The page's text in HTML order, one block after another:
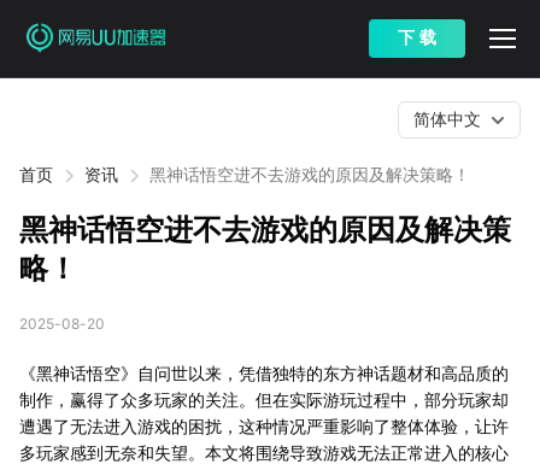
下 载
首页 资讯 黑神话悟空进不去游戏的原因及解决策略！
简体中文
黑神话悟空进不去游戏的原因及解决策
略！
2025-08-20
《黑神话悟空》自问世以来，凭借独特的东方神话题材和高品质的
制作，赢得了众多玩家的关注。但在实际游玩过程中，部分玩家却
遭遇了无法进入游戏的困扰，这种情况严重影响了整体体验，让许
多玩家感到无奈和失望。本文将围绕导致游戏无法正常进入的核心